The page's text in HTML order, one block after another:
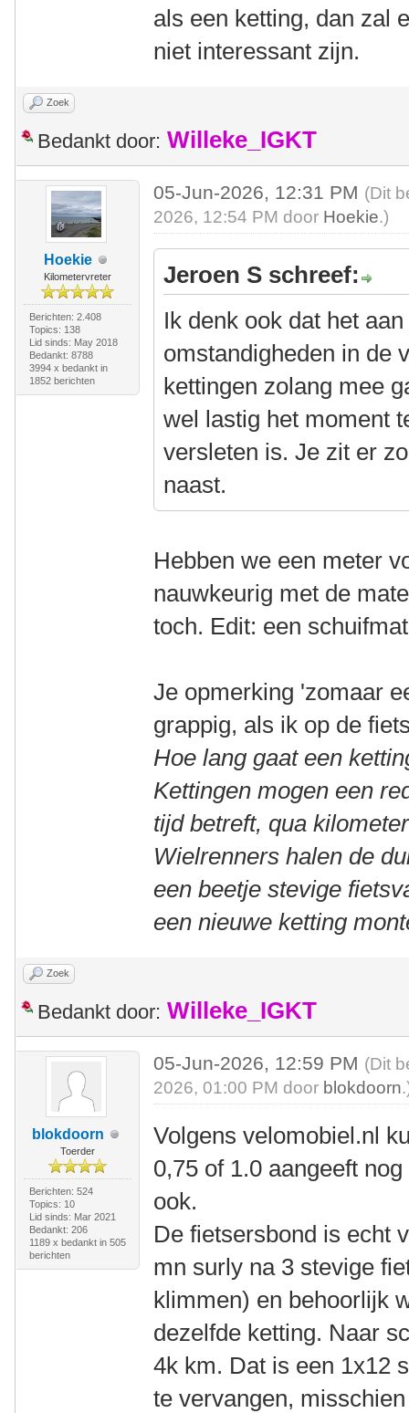
als een ketting, dan zal
niet interessant zijn.
Zoek
Bedankt door: Willeke_IGKT
Hoekie
Kilometervreter
Berichten: 2.408
Topics: 138
Lid sinds: May 2018
Bedankt: 8788
3994 x bedankt in
1852 berichten
05-Jun-2026, 12:31 PM (Dit
2026, 12:54 PM door Hoekie.)
Jeroen S schreef:
Ik denk ook dat het
omstandigheden in de
kettingen zolang mee
wel lastig het moment
versleten is. Je zit er
naast.
Hebben we een meter
nauwkeurig met de
toch. Edit: een
Je opmerking 'zomaar
grappig, als ik op de
Hoe lang gaat een
Kettingen mogen een
tijd betreft, qua
Wielrenners halen de
een beetje stevige
een nieuwe ketting
Zoek
Bedankt door: Willeke_IGKT
blokdoorn
Toerder
Berichten: 524
Topics: 10
Lid sinds: Mar 2021
Bedankt: 206
1189 x bedankt in 505
berichten
05-Jun-2026, 12:59 PM (Dit
2026, 01:00 PM door blokdoorn
Volgens velomobiel.nl
0,75 of 1.0 aangeeft
ook.
De fietsersbond is echt
mn surly na 3 stevige
klimmen) en behoorlijk
dezelfde ketting. Naar
4k km. Dat is een 1x12
te vervangen,